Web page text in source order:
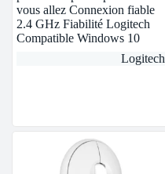
vous allez Connexion fiable
2.4 GHz Fiabilité Logitech
Compatible Windows 10
Logitech